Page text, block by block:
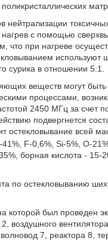
нейтрализации
с помощью
что при нагреве
сурика в отношении 5:1.
веществ могут
процессами,
2450 МГц за счет
подвергнется
остекловывание всей
F-0,6%, Si-5%, O-
борная кислота - 15-
по остекловыванию
которой был проведен
воздушного
7, реактора 8,